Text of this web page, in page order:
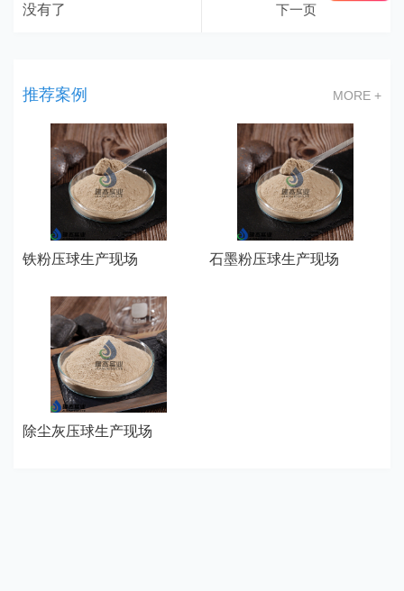
没有了 下一页
推荐案例 MORE +
铁粉压球生产现场 石墨粉压球生产现场
除尘灰压球生产现场